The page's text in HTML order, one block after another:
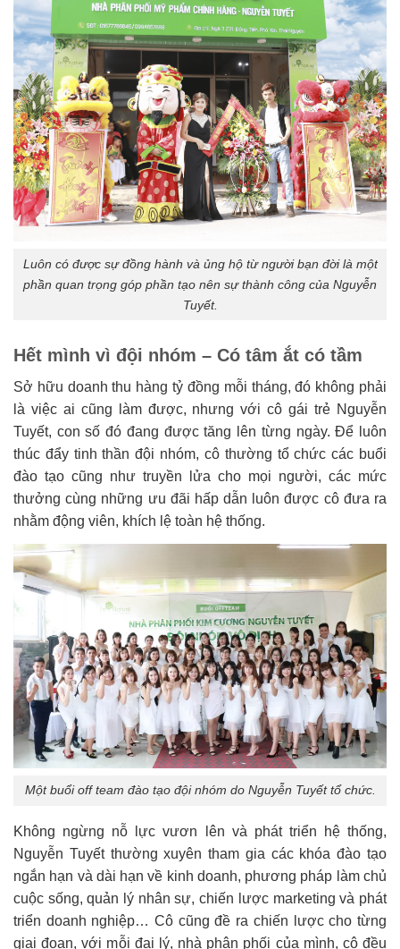
Luôn có được sự đồng hành và ủng hộ từ người bạn đời là một
phần quan trọng góp phần tạo nên sự thành công của Nguyễn
Tuyết.
Hết mình vì đội nhóm – Có tâm ắt có tầm
Sở hữu doanh thu hàng tỷ đồng mỗi tháng, đó không phải
là việc ai cũng làm được, nhưng với cô gái trẻ Nguyễn
Tuyết, con số đó đang được tăng lên từng ngày. Để luôn
thúc đẩy tinh thần đội nhóm, cô thường tổ chức các buổi
đào tạo cũng như truyền lửa cho mọi người, các mức
thưởng cùng những ưu đãi hấp dẫn luôn được cô đưa ra
nhằm động viên, khích lệ toàn hệ thống.
Một buổi off team đào tạo đội nhóm do Nguyễn Tuyết tổ chức.
Không ngừng nỗ lực vươn lên và phát triển hệ thống,
Nguyễn Tuyết thường xuyên tham gia các khóa đào tạo
ngắn hạn và dài hạn về kinh doanh, phương pháp làm chủ
cuộc sống, quản lý nhân sự, chiến lược marketing và phát
triển doanh nghiệp… Cô cũng đề ra chiến lược cho từng
giai đoạn, với mỗi đại lý, nhà phân phối của mình, cô đều